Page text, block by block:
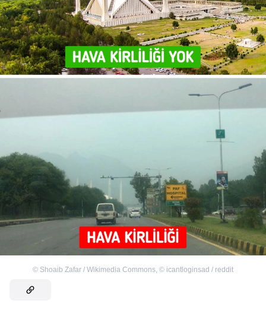
© Shoaib Zafar / Wikimedia Commons, © icantloginsad / reddit